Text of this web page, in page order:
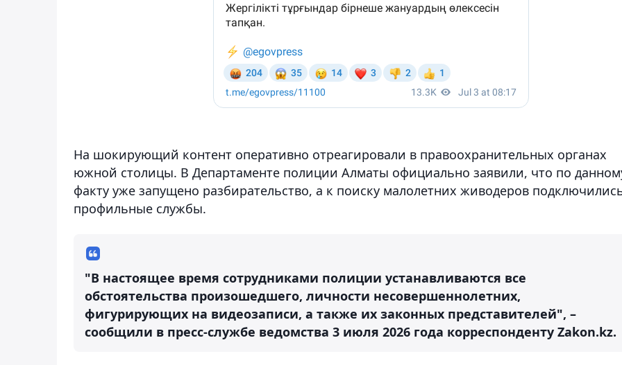
На шокирующий контент оперативно отреагировали в правоохранительных органах
южной столицы. В Департаменте полиции Алматы официально заявили, что по
факту уже запущено разбирательство, а к поиску малолетних живодеров
профильные службы.
"В настоящее время сотрудниками полиции устанавливаются все
обстоятельства произошедшего, личности несовершеннолетних,
фигурирующих на видеозаписи, а также их законных представителей", –
сообщили в пресс-службе ведомства 3 июля 2026 года корреспонденту Zakon.kz.